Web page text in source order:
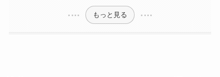
もっと見る